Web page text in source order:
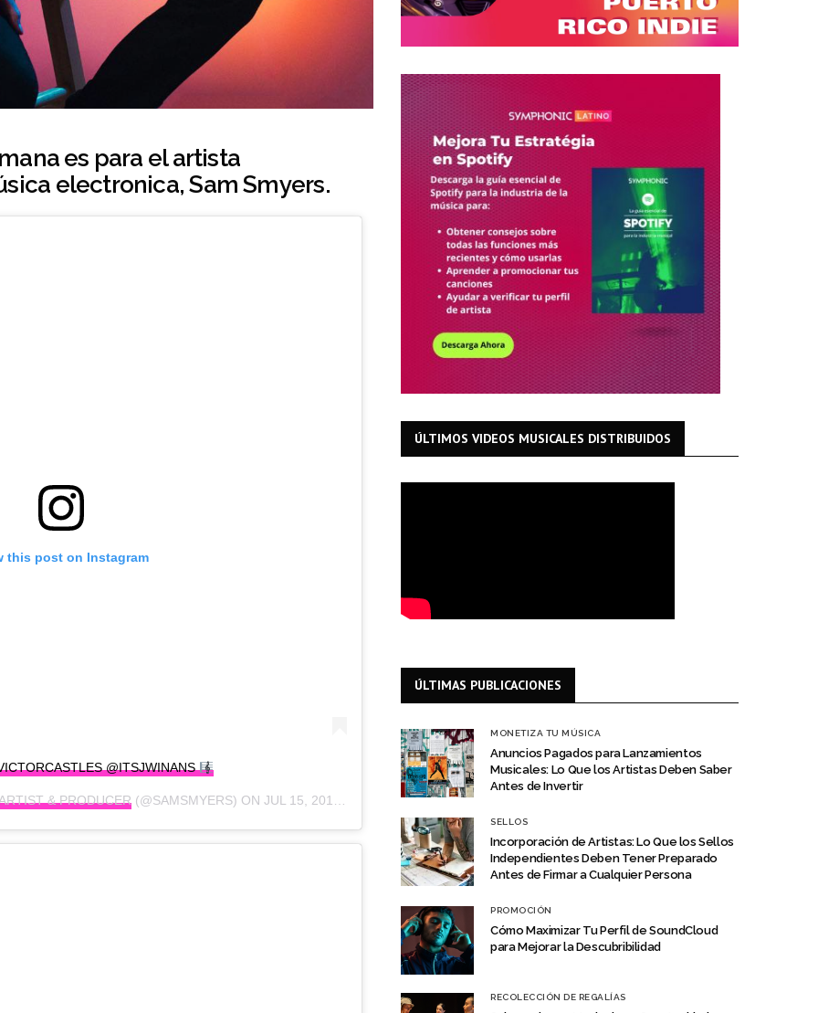
es para el artista
electronica, Sam Smyers.
this post on Instagram
@ITSJWINANS
& PRODUCER (@SAMSMYERS) ONJUL 15, 2019 AT 11:41AM PDT
ÚLTIMOS VIDEOS MUSICALES DISTRIBUIDOS
ÚLTIMAS PUBLICACIONES
MONETIZA TU MÚSICA
Anuncios Pagados para Lanzamientos
Musicales: Lo Que los Artistas Deben Saber
Antes de Invertir
SELLOS
Incorporación de Artistas: Lo Que los Sellos
Independientes Deben Tener Preparado
Antes de Firmar a Cualquier Persona
PROMOCIÓN
Cómo Maximizar Tu Perfil de SoundCloud
para Mejorar la Descubribilidad
RECOLECCIÓN DE REGALÍAS